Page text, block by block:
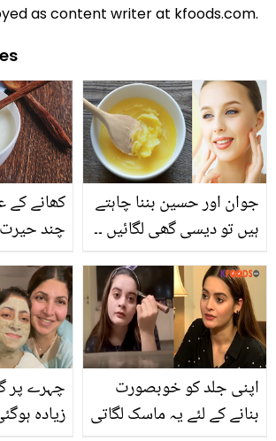
as content writer at kfoods.com.
کھانے کے
چند حیرت
جوان اور حسین بننا چاہتے
ہیں تو دیسی گھی لگائیں ۔۔
فائدوں کے ساتھ حسن کے
نکھار میں بھی کارآمد
چہرے پر
زیادہ
اپنی جلد کو خوبصورت
بنانے کے لئے یہ ماسک لگاتی